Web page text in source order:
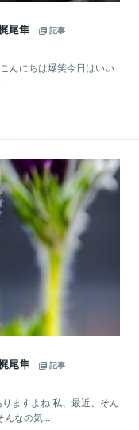
尾隼
記事
んにちは爆笑今日はいい
尾隼
記事
ますよね 私、最近、そん
んなの気...